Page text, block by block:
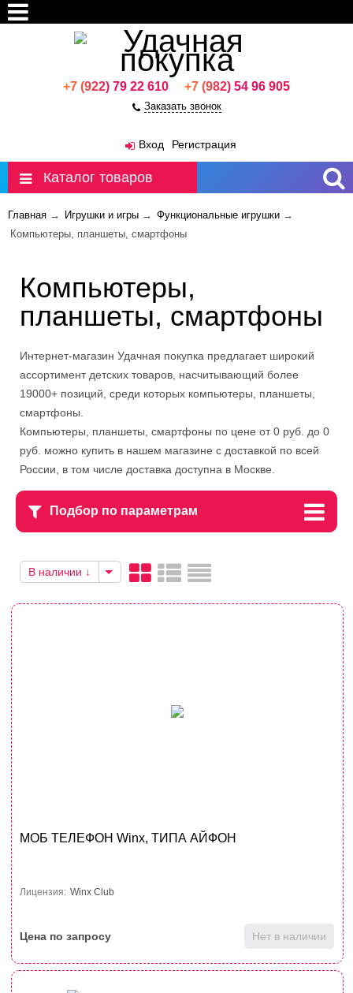
+7 (922) 79 22 610 +7 (982) 54 96 905
Заказать звонок
Вход
Регистрация
Каталог товаров
Главная → Игрушки и игры → Функциональные игрушки →
Компьютеры, планшеты, смартфоны
Компьютеры,
планшеты, смартфоны
Интернет-магазин Удачная покупка предлагает широкий
ассортимент детских товаров, насчитывающий более
19000+ позиций, среди которых компьютеры, планшеты,
смартфоны.
Компьютеры, планшеты, смартфоны по цене от 0 руб. до 0
руб. можно купить в нашем магазине с доставкой по всей
России, в том числе доставка доступна в Москве.
Подбор по параметрам
В наличии
МОБ ТЕЛЕФОН Winx, ТИПА АЙФОН
Лицензия: Winx Club
Цена по запросу Нет в наличии